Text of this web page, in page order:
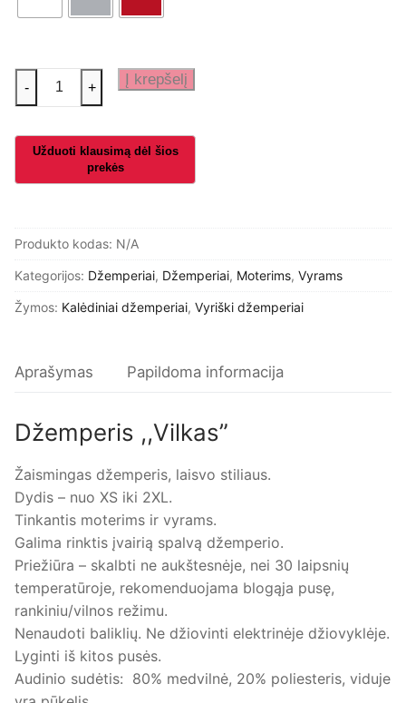
produkto
kiekis:
,,Vilkas"
- + Į krepšelį
Produkto kodas: N/A
Kategorijos: Džemperiai, Džemperiai, Moterims, Vyrams
Žymos: Kalėdiniai džemperiai, Vyriški džemperiai
Aprašymas Papildoma informacija
Džemperis ,,Vilkas”
Žaismingas džemperis, laisvo stiliaus.
Dydis – nuo XS iki 2XL.
Tinkantis moterims ir vyrams.
Galima rinktis įvairią spalvą džemperio.
Priežiūra – skalbti ne aukštesnėje, nei 30 laipsnių
temperatūroje, rekomenduojama blogąja pusę,
rankiniu/vilnos režimu.
Nenaudoti baliklių. Ne džiovinti elektrinėje džiovyklėje.
Lyginti iš kitos pusės.
Audinio sudėtis: 80% medvilnė, 20% poliesteris, viduje